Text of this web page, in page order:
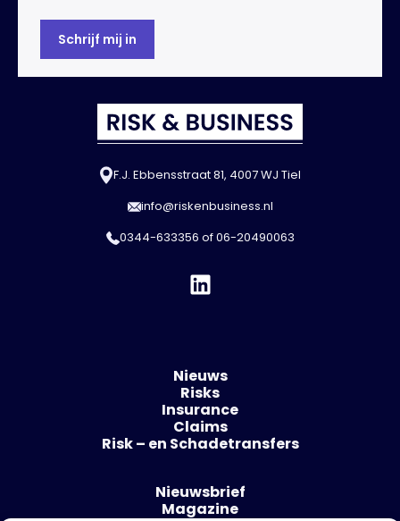
F.J. Ebbensstraat 81, 4007 WJ Tiel
info@riskenbusiness.nl
0344-633356 of06-20490063
Nieuws
Risks
Insurance
Claims
Risk – en Schadetransfers
Nieuwsbrief
Magazine